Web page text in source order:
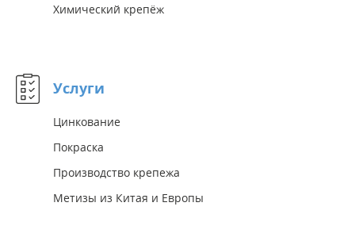
Химический крепёж
Услуги
Цинкование
Покраска
Производство крепежа
Метизы из Китая и Европы